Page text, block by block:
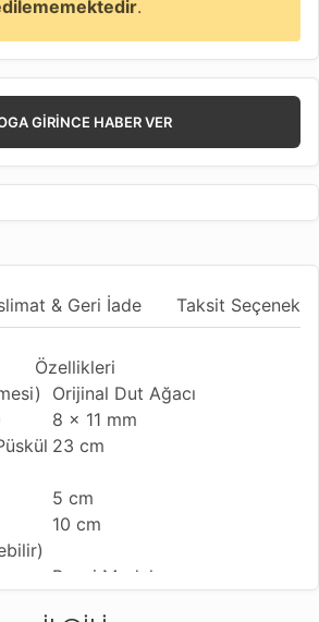
.
GIRINCE HABER VER
& Geri İade Taksit
Özellikleri
Orijinal Dut Ağacı
8 x 11 mm
23 cm
5 cm
10 cm
Beyzi Model